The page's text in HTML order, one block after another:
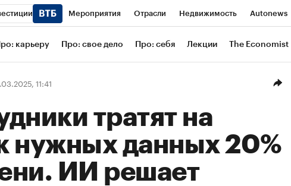
Мероприятия Отрасли Недвижимость Autonews
РБК Образование РБК Life Тренды Визионеры
карьеру Про: свое дело Про: себя Лекции The Economist
11:41
тратят на
нужных данных 20%
ИИ решает